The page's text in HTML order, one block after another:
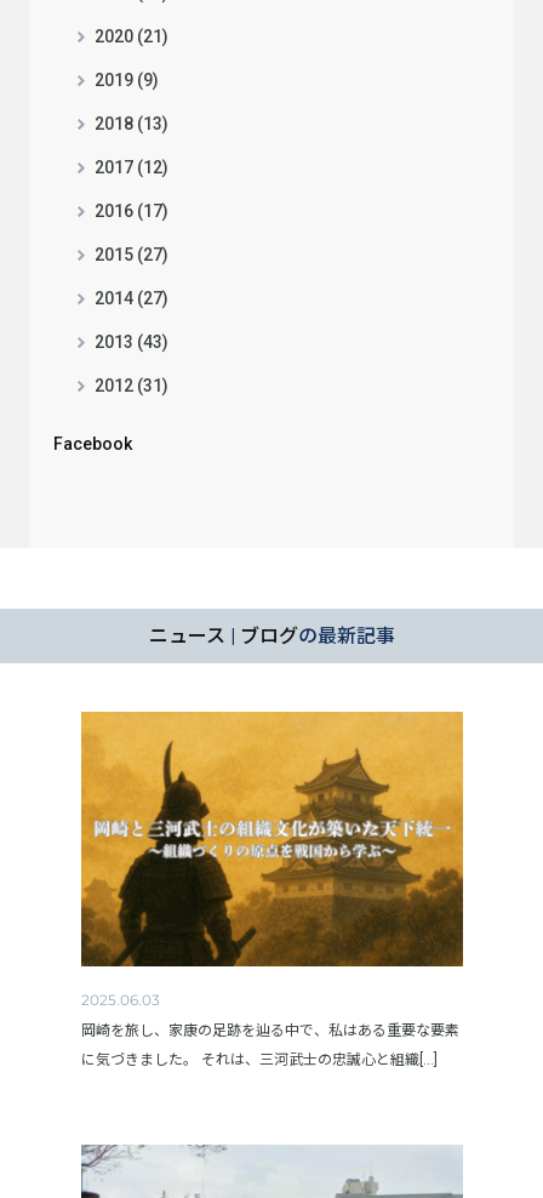
2020 (21)
2019 (9)
2018 (13)
2017 (12)
2016 (17)
2015 (27)
2014 (27)
2013 (43)
2012 (31)
Facebook
ニュース | ブログの最新記事
2025.06.03
岡崎を旅し、家康の足跡を辿る中で、私はある重要な要素
に気づきました。 それは、三河武士の忠誠心と組織[...]